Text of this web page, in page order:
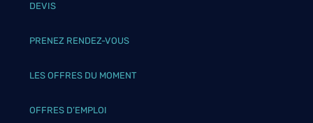
DEVIS
PRENEZ RENDEZ-VOUS
LES OFFRES DU MOMENT
OFFRES D’EMPLOI